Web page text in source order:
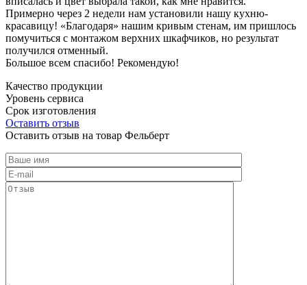
Примерно через 2 недели нам установили нашу кухню-
красавицу! «Благодаря» нашим кривым стенам, им пришлось
помучиться с монтажом верхних шкафчиков, но результат
получился отменный.
Большое всем спасибо! Рекомендую!
Качество продукции
Уровень сервиса
Срок изготовления
Оставить отзыв
Оставить отзыв на товар Фельберт